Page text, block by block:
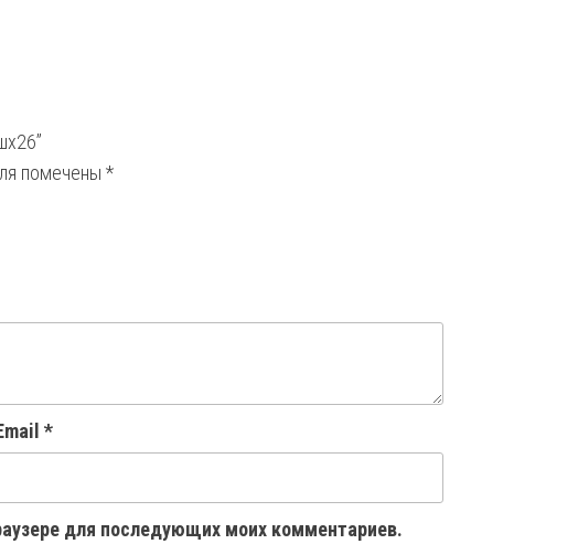
помечены *
*
для последующих моих комментариев.